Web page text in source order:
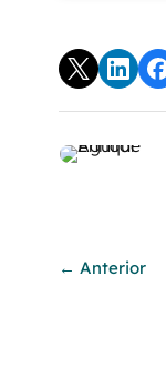
←Anterior